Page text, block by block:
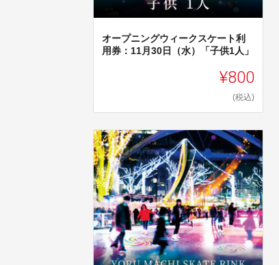
オープニングウィークスケート利
用券：11月30日（水）「子供1人」
¥800
(税込)